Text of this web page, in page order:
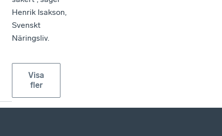
Henrik Isakson,
Svenskt
Näringsliv.
Visa
fler